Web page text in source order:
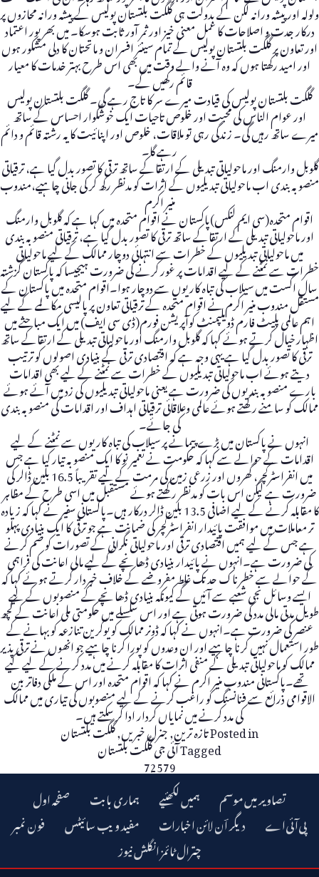
ولولہ اور پیشہ ورانہ لگن کے بدولت ہی گلگت بلتستان پولیس کے پیشہ ورانہ محازوں پر
درکار جدت و اصلاحات کا عمل معنی خیز اور ثمر آور ثابت ہوسکا۔ میں بھرپور اعتماد
اور تعاون پر گلگت بلتستان پولیس کے تمام سینئر افسران و ماتحتان کا دلی مشکور ہوں
اور امید رکھتا ہوں کہ وہ آنے والے وقت میں بھی اس طرح بہتر خدمات کا معیار
قائم رکھیں گے۔
گلگت بلتستان پولیس کی قیادت میرے سر کا تاج رہے گی۔ گلگت بلتستان پولیس
اور عوام الناس کی محبت اور خلوص تاحیات ایک خوشگوار احساس کے ساتھ
میرے ساتھ رہیں گی۔ زندگی رہی تو ملاقات، خلوص اور اپنائیت کا یہ رشتہ قائم و دائم
رہے گا۔
گلوبل وارمنگ اور ماحولیاتی تبدیلی کے ارتقاکے ساتھ ترقی کا تصور بدل گیا ہے، ترقیاتی
منصوبہ بندی اب ماحولیاتی تبدیلیوں کے اثرات کو مدنظر رکھ کر کی جانی چاہیے،مندوب
منیر اکرم
اقوام متحدہ(سی ایم لنکس)پاکستان نے اقوام متحدہ میں کہا ہے کہ گلوبل وارمنگ
اور ماحولیاتی تبدیلی کے ارتقاکے ساتھ ترقی کا تصور بدل گیا ہے، ترقیاتی منصوبہ بندی
میں ماحولیاتی تبدیلیوں کے خطرات سے انتہائی دوچار ممالک کے لیے ماحولیاتی
خطرات سے نمٹنے کے لیے اقدامات پر غور کرنے کی ضرورت ہیجیسا کہ پاکستان گزشتہ
سال اگست میں سیلاب کی تباہ کاریوں سے دوچار ہوا۔اقوام متحدہ میں پاکستان کے
مستقل مندوب منیر اکرم نے اقوام متحدہ کے ترقیاتی تعاون پر پالیسی مکالمے کے لیے
اہم عالمی پلیٹ فارم ڈویلپمنٹ کوآپریشن فورم(ڈی سی ایف) میں ایک مباحثے میں
اظہار خیال کرتے ہوئے کہا کہ گلوبل وارمنگ اور ماحولیاتی تبدیلی کے ارتقاکے ساتھ
ترقی کا تصور بدل گیا ہے یہی وجہ ہے کہ اقتصادی ترقی کے بنیادی اصولوں کو ترتیب
دیتے ہوئے اب ماحولیاتی تبدیلیوں کے خطرات سے نمٹنے کے لیے بھی اقدامات
بارے منصوبہ بندیوں کی ضرورت ہے یعنی ماحولیاتی تبدیلیوں کی زد میں آئے ہوئے
ممالک کو سامنے رکھتے ہوئے عالمی وعلاقائی ترقیاتی اہداف اور اقدامات کی منصوبہ بندی
کی جائے۔
انہوں نے پاکستان میں بڑے پیمانے پر سیلاب کی تباہ کاریوں سے نمٹنے کے لیے
اقدامات کے حوالے سے کہا کہ حکومت نے تعمیر نو کا ایک منصوبہ تیار کیا ہے جس
میں انفراسٹرکچر، گھروں اور زرعی زمین کی مرمت کے لیے تقریباً 16.5 بلین ڈالر کی
ضرورت ہے لیکن اس بات کو مدنظر رکھتے ہوئے مستقبل میں اسی طرح کے مظاہر
کا مقابلہ کرنے کے لیے اضافی 13.5 بلین ڈالر درکار ہیں۔پاکستانی سفیر نے کہا کہ زیادہ
تر معاملات میں موافقت پائیدار انفراسٹرکچر کی ضمانت ہے جو ترقی کا ایک بنیادی پہلو
ہے جس کے لیے ہمیں اقتصادی ترقی اور ماحولیاتی نگرانی کے تصورات کو ضم کرنے
کی ضرورت ہے۔انہوں نے پائیدار بنیادی ڈھانچے کے لیے مالی اعانت کی فراہمی
کے حوالے سے خطرناک حد تک غلط مفروضے کے خلاف خبردار کرتے ہوئے کہا کہ
ایسے وسائل نجی شعبے سے آئیں گے کیونکہ بنیادی ڈھانچے کے منصوبوں کے لیے
طویل مدتی مالی مدد کی ضرورت ہوتی ہے اور اس سلسلے میں حکومتی ملی اعانت کے کچھ
عنصر کی ضرورت ہے۔انہوں نے کہا کہ ڈونر ممالک کو یوکرین تنازعہ کو بہانے کے
طور استعمال نہیں کرنا چاہیے اور ان وعدوں کو پورا کرنا چاہیے جو انھوں نے ترقی پذیر
ممالک کو ماحولیاتی تبدیلی کے منفی اثرات کا مقابلہ کرنے میں مدد کرنے کے لیے کیے
تھے۔پاکستانی مندوب منیر اکرم نے کہا کہ اقوام متحدہ اور اس کے ملکی دفاتر بین
الاقوامی ذرائع سے فنانسنگ کو راغب کرنے کے لیے منصوبوں کی تیاری میں ممالک
کی مدد کرنے میں نمایاں کردار ادا کر سکتے ہیں۔
Posted inتازہ ترین,جنرل خبریں,گلگت بلتستان
Taggedآئی جی گلگت بلتستان
72579
صفحہ اول ہماری بابت ہمیں لکھئیے
تصاویر میں موسم
فون نمبر
مفید ویب سائیٹس دیگر اؔن لائن اخبارات
چترال ٹائمز انگلش نیوز